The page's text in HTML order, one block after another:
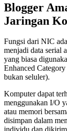
Blogger
Jaringan
Fungsi dari NIC
menjadi data serial
yang biasa
Enhanced
bukan seluler).
Komputer dapat
menggunakan I/O
atau memori
disimpan dalam